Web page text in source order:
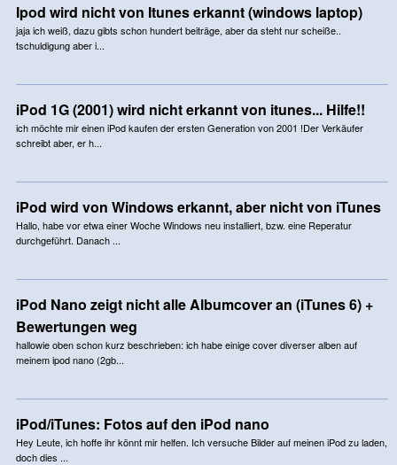
Ipod wird nicht von Itunes erkannt (windows laptop)
jaja ich weiß, dazu gibts schon hundert beiträge, aber da steht nur scheiße..
tschuldigung aber i...
iPod 1G (2001) wird nicht erkannt von itunes... Hilfe!!
ich möchte mir einen iPod kaufen der ersten Generation von 2001 !Der Verkäufer
schreibt aber, er h...
iPod wird von Windows erkannt, aber nicht von iTunes
Hallo, habe vor etwa einer Woche Windows neu installiert, bzw. eine Reperatur
durchgeführt. Danach ...
iPod Nano zeigt nicht alle Albumcover an (iTunes 6) +
Bewertungen weg
hallowie oben schon kurz beschrieben: ich habe einige cover diverser alben auf
meinem ipod nano (2gb...
iPod/iTunes: Fotos auf den iPod nano
Hey Leute, ich hoffe ihr könnt mir helfen. Ich versuche Bilder auf meinen iPod zu laden,
doch dies ...